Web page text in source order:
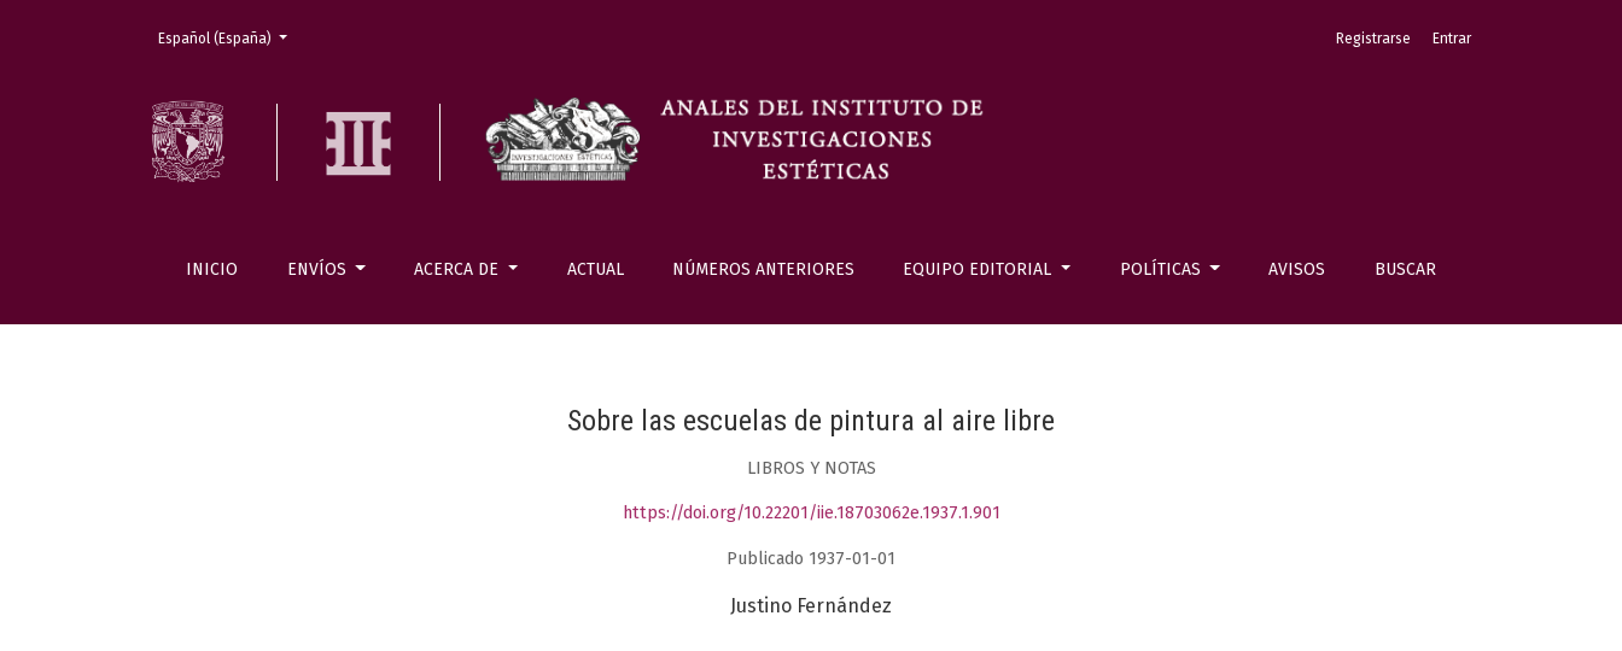
INICIO ENVÍOS ACERCA DE ACTUAL NÚMEROS ANTERIORES EQUIPO EDITORIAL POLÍTICAS AVISOS BUSCAR
Registrarse Entrar
Cambiar el idioma. El actual es:
Español (España)
Sobre las escuelas de pintura al aire libre
LIBROS Y NOTAS
https://doi.org/10.22201/iie.18703062e.1937.1.901
Publicado 1937-01-01
Justino Fernández